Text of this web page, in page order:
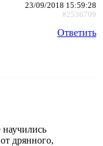
23/09/2018 15:59:28
#2536709
Ответить
дрянного,